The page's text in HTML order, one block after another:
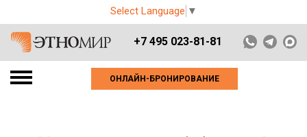
Select Language ▼
+7 495 023-81-81
ОНЛАЙН-БРОНИРОВАНИЕ